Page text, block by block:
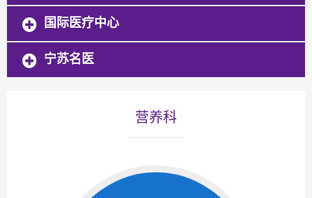
国际医疗中心
宁苏名医
营养科